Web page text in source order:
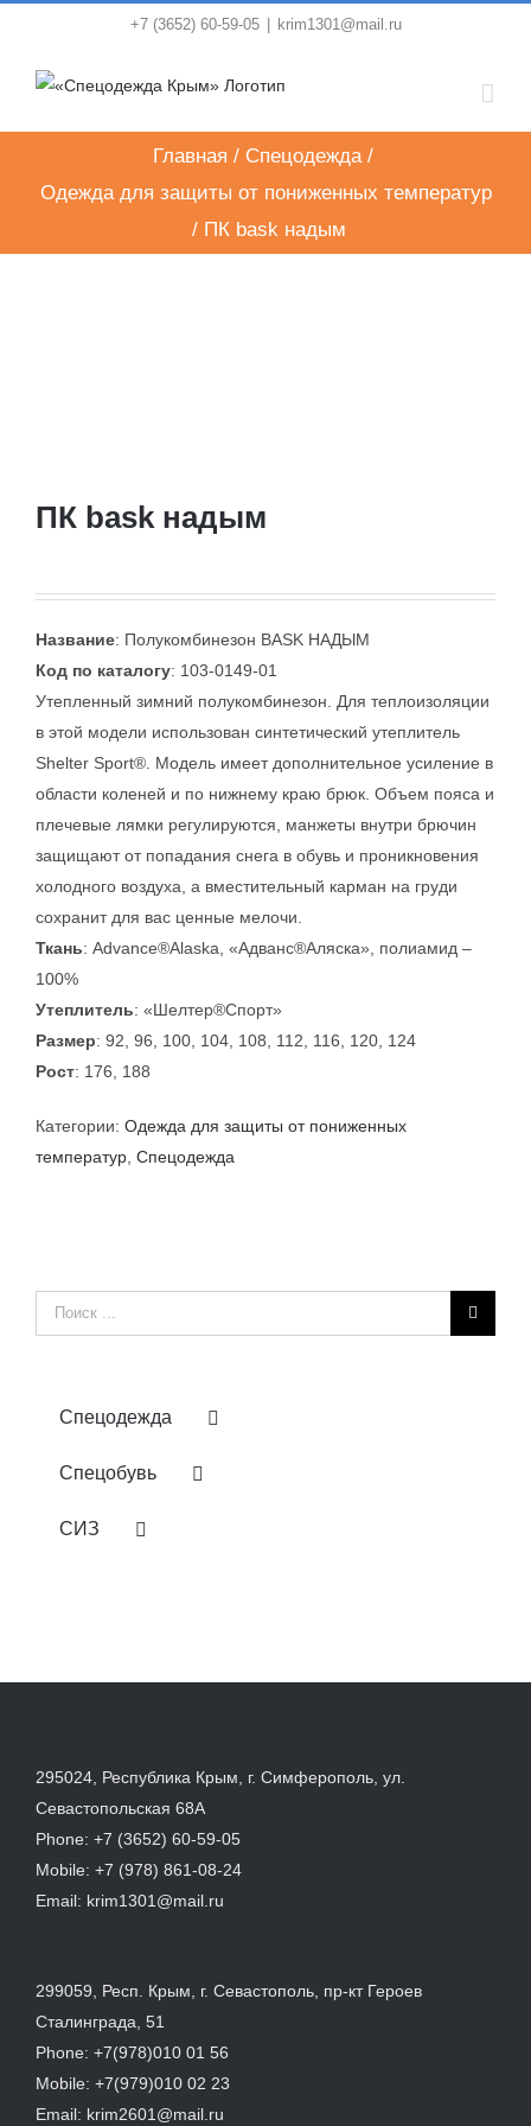
content
+7 (3652) 60-59-05 krim1301@mail.ru
Главная / Спецодежда /
Одежда для защиты от пониженных температур
/ ПК bask надым
ПК bask надым
Название: Полукомбинезон BASK НАДЫМ
Код по каталогу: 103-0149-01
Утепленный зимний полукомбинезон. Для теплоизоляции
в этой модели использован синтетический утеплитель
Shelter Sport®. Модель имеет дополнительное усиление в
области коленей и по нижнему краю брюк. Объем пояса и
плечевые лямки регулируются, манжеты внутри брючин
защищают от попадания снега в обувь и проникновения
холодного воздуха, а вместительный карман на груди
сохранит для вас ценные мелочи.
Ткань: Advance®Alaska, «Адванс®Аляска», полиамид –
100%
Утеплитель: «Шелтер®Спорт»
Размер: 92, 96, 100, 104, 108, 112, 116, 120, 124
Рост: 176, 188
Категории: Одежда для защиты от пониженных
температур Спецодежда
Результат
поиска:
Спецодежда
Спецобувь
СИЗ
295024, Республика Крым, г. Симферополь, ул.
Севастопольская 68А
Phone: +7 (3652) 60-59-05
Mobile: +7 (978) 861-08-24
Email: krim1301@mail.ru
299059, Респ. Крым, г. Севастополь, пр-кт Героев
Сталинграда, 51
Phone: +7(978)010 01 56
Mobile: +7(979)010 02 23
Email: krim2601@mail.ru